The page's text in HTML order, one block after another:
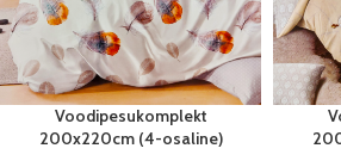
Voodipesukomplekt
200x220cm (4-osaline)